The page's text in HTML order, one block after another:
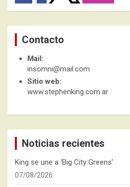
Contacto
Mail:
insomni@mail.com
Sitio web:
www.stephenking.com.ar
Noticias recientes
King se une a ‘Big City Greens’
07/08/2026